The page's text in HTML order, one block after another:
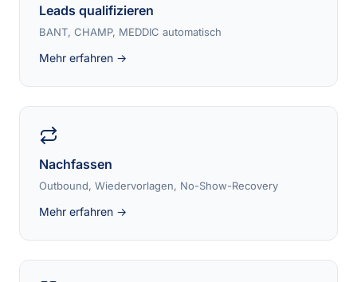
Leads qualifizieren
BANT, CHAMP, MEDDIC automatisch
Mehr erfahren →
Nachfassen
Outbound, Wiedervorlagen, No-Show-Recovery
Mehr erfahren →